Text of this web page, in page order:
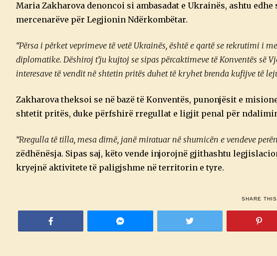
Maria Zakharova denoncoi si ambasadat e Ukrainës, ashtu
mercenarëve për Legjionin Ndërkombëtar.
“Përsa i përket veprimeve të vetë Ukrainës, është e qartë se rekrutimi i
diplomatike. Dëshiroj t’ju kujtoj se sipas përcaktimeve të Konventës së
interesave të vendit në shtetin pritës duhet të kryhet brenda kufijve të
Zakharova theksoi se në bazë të Konventës, punonjësit e
shtetit pritës, duke përfshirë rregullat e ligjit penal për
“Rregulla të tilla, mesa dimë, janë miratuar në shumicën e vendeve
zëdhënësja. Sipas saj, këto vende injorojnë gjithashtu
kryejnë aktivitete të paligjshme në territorin e tyre.
SHARE THIS